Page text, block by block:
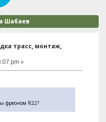
Шабаев
трасс, монтаж,
pm »
фреоном R22?